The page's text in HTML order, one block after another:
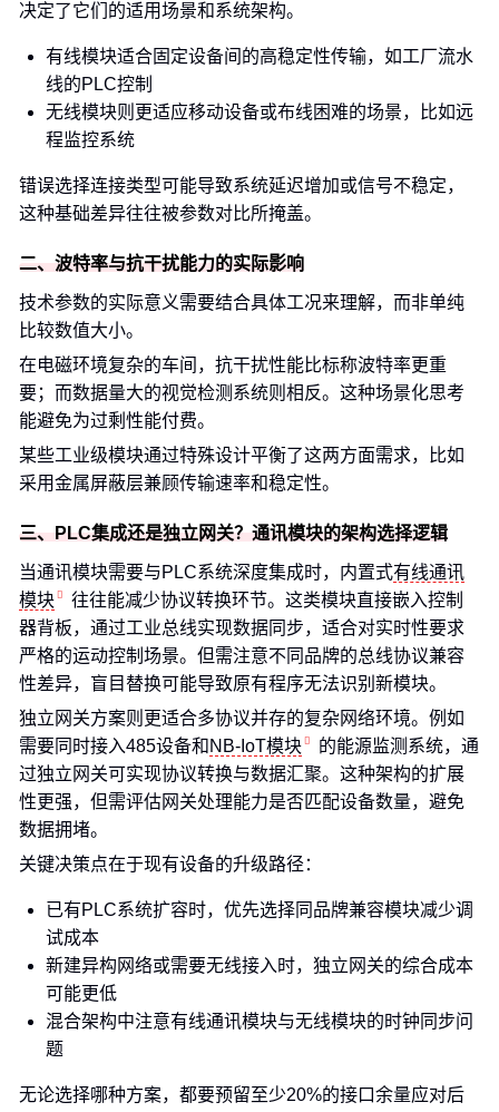
决定了它们的适用场景和系统架构。
有线模块适合固定设备间的高稳定性传输，如工厂流水
线的PLC控制
无线模块则更适应移动设备或布线困难的场景，比如远
程监控系统
错误选择连接类型可能导致系统延迟增加或信号不稳定，
这种基础差异往往被参数对比所掩盖。
二、波特率与抗干扰能力的实际影响
技术参数的实际意义需要结合具体工况来理解，而非单纯
比较数值大小。
在电磁环境复杂的车间，抗干扰性能比标称波特率更重
要；而数据量大的视觉检测系统则相反。这种场景化思考
能避免为过剩性能付费。
某些工业级模块通过特殊设计平衡了这两方面需求，比如
采用金属屏蔽层兼顾传输速率和稳定性。
三、PLC集成还是独立网关？通讯模块的架构选择逻辑
当通讯模块需要与PLC系统深度集成时，内置式有线通讯
模块
往往能减少协议转换环节。这类模块直接嵌入控制
器背板，通过工业总线实现数据同步，适合对实时性要求
严格的运动控制场景。但需注意不同品牌的总线协议兼容
性差异，盲目替换可能导致原有程序无法识别新模块。
独立网关方案则更适合多协议并存的复杂网络环境。例如
需要同时接入485设备和 NB-IoT模块
的能源监测系统，通
过独立网关可实现协议转换与数据汇聚。这种架构的扩展
性更强，但需评估网关处理能力是否匹配设备数量，避免
数据拥堵。
关键决策点在于现有设备的升级路径：
已有PLC系统扩容时，优先选择同品牌兼容模块减少调
试成本
新建异构网络或需要无线接入时，独立网关的综合成本
可能更低
混合架构中注意有线通讯模块与无线模块的时钟同步问
题
无论选择哪种方案，都要预留至少20%的接口余量应对后